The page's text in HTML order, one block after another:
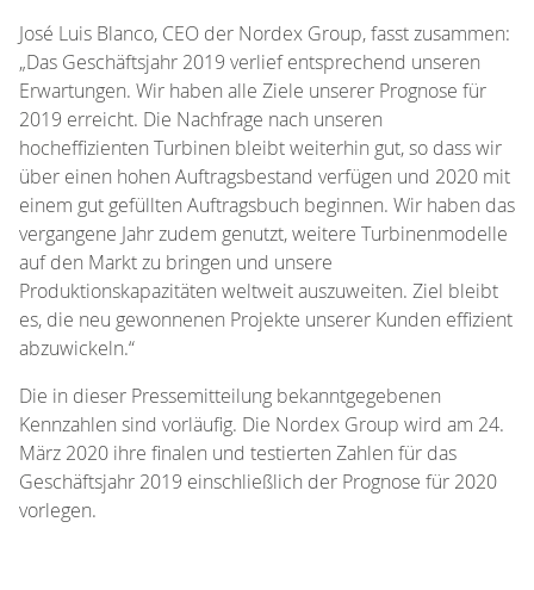
José Luis Blanco, CEO der Nordex Group, fasst zusammen:
„Das Geschäftsjahr 2019 verlief entsprechend unseren
Erwartungen. Wir haben alle Ziele unserer Prognose für
2019 erreicht. Die Nachfrage nach unseren
hocheffizienten Turbinen bleibt weiterhin gut, so dass wir
über einen hohen Auftragsbestand verfügen und 2020 mit
einem gut gefüllten Auftragsbuch beginnen. Wir haben das
vergangene Jahr zudem genutzt, weitere Turbinenmodelle
auf den Markt zu bringen und unsere
Produktionskapazitäten weltweit auszuweiten. Ziel bleibt
es, die neu gewonnenen Projekte unserer Kunden effizient
abzuwickeln.“
Die in dieser Pressemitteilung bekanntgegebenen
Kennzahlen sind vorläufig. Die Nordex Group wird am 24.
März 2020 ihre finalen und testierten Zahlen für das
Geschäftsjahr 2019 einschließlich der Prognose für 2020
vorlegen.